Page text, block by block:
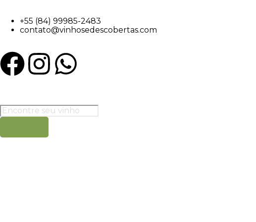
+55 (84) 99985-2483
contato@vinhosedescobertas.com